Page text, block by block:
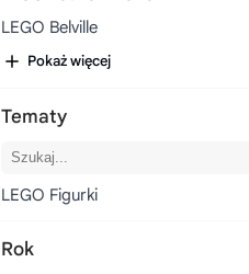
LEGO Belville
LEGO Ben 10 Alien Force
LEGO Bluey
LEGO BOOST
LEGO Botanicals
LEGO Brick Sketches
Pokaż więcej
Tematy
LEGO Figurki
Rok